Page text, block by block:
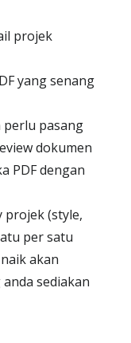
projek
yang senang
perlu pasang
dokumen
PDF dengan
projek (style,
per satu
akan
sediakan